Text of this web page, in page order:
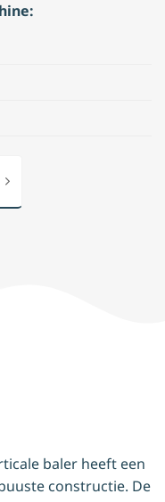
baler heeft een
constructie. De